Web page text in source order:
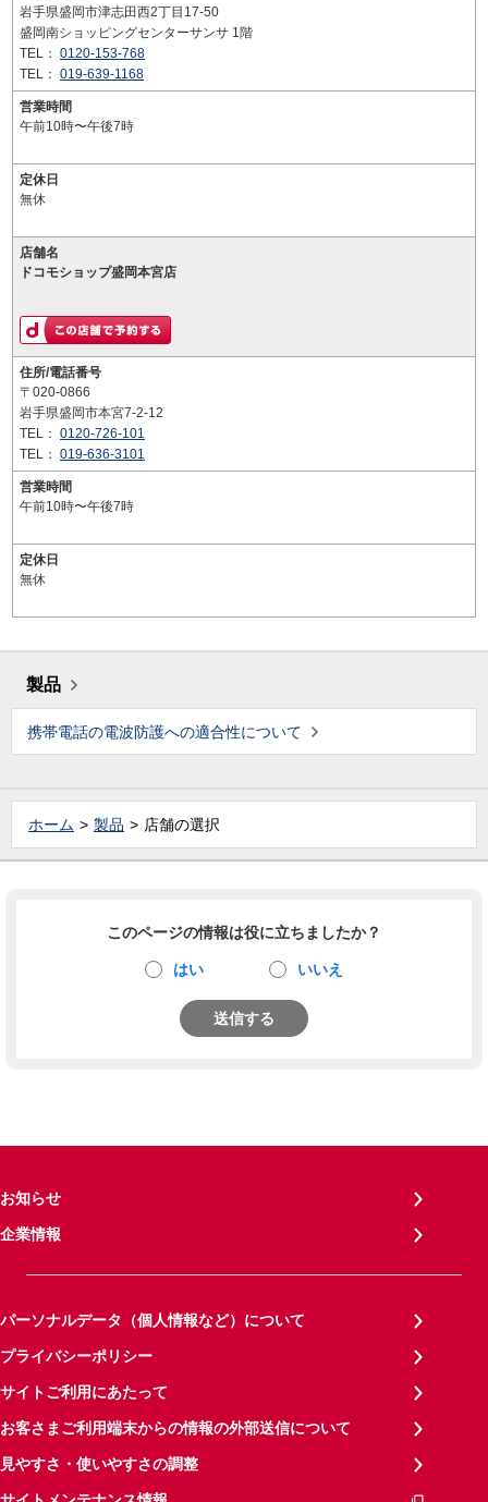
岩手県盛岡市津志田西2丁目17-50
盛岡南ショッピングセンターサンサ 1階
TEL： 0120-153-768
TEL： 019-639-1168
営業時間
午前10時〜午後7時
定休日
無休
店舗名
ドコモショップ盛岡本宮店
住所/電話番号
〒020-0866
岩手県盛岡市本宮7-2-12
TEL： 0120-726-101
TEL： 019-636-3101
営業時間
午前10時〜午後7時
定休日
無休
製品
携帯電話の電波防護への適合性について
ホーム 製品 店舗の選択
このページの情報は役に立ちましたか？
はい いいえ
送信する
お知らせ
企業情報
パーソナルデータ（個人情報など）について
プライバシーポリシー
サイトご利用にあたって
お客さまご利用端末からの情報の外部送信について
見やすさ・使いやすさの調整